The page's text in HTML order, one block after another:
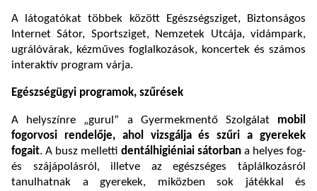
A látogatókat többek között Egészségsziget, Biztonságos
Internet Sátor, Sportsziget, Nemzetek Utcája, vidámpark,
ugrálóvárak, kézműves foglalkozások, koncertek és számos
interaktív program várja.
Egészségügyi programok, szűrések
A helyszínre „gurul” a Gyermekmentő Szolgálat mobil
fogorvosi rendelője, ahol vizsgálja és szűri a gyerekek
fogait. A busz melletti dentálhigiéniai sátorban a helyes fog-
és szájápolásról, illetve az egészséges táplálkozásról
tanulhatnak a gyerekek, miközben sok játékkal és